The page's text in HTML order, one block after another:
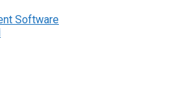
Software